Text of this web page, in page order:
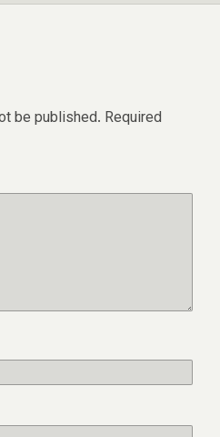
be published. Required